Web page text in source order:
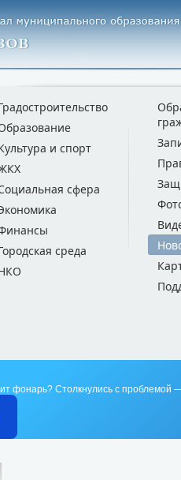
и спорт
сфера
среда
фонарь? Столкнулись с проблемой